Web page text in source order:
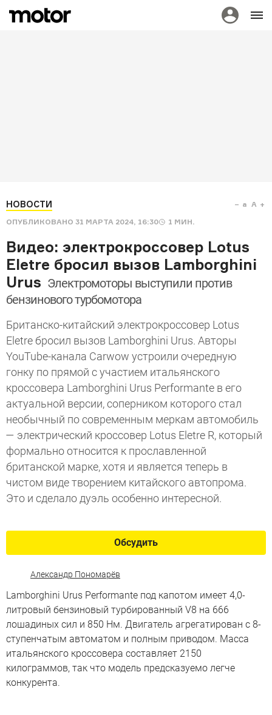
НОВОСТИ
ОПУБЛИКОВАНО 31 МАРТА 2024, 16:30 1 МИН.
a A
Видео: электрокроссовер Lotus
Eletre бросил вызов Lamborghini
Urus Электромоторы выступили против
бензинового турбомотора
Британско-китайский электрокроссовер Lotus
Eletre бросил вызов Lamborghini Urus. Авторы
YouTube-канала Carwow устроили очередную
гонку по прямой с участием итальянского
кроссовера Lamborghini Urus Performante в его
актуальной версии, соперником которого стал
необычный по современным меркам автомобиль
— электрический кроссовер Lotus Eletre R, который
формально относится к прославленной
британской марке, хотя и является теперь в
чистом виде творением китайского автопрома.
Это и сделало дуэль особенно интересной.
Обсудить
Александр Пономарёв
Lamborghini Urus Performante под капотом имеет 4,0-
литровый бензиновый турбированный V8 на 666
лошадиных сил и 850 Нм. Двигатель агрегатирован с 8-
ступенчатым автоматом и полным приводом. Масса
итальянского кроссовера составляет 2150
килограммов, так что модель предсказуемо легче
конкурента.